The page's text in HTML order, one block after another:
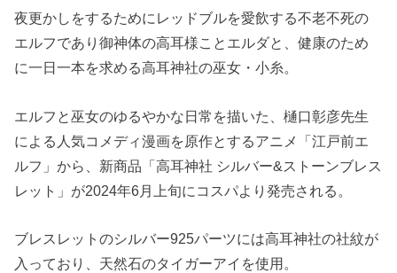
夜更かしをするためにレッドブルを愛飲する不老不死の
エルフであり御神体の高耳様ことエルダと、健康のため
に一日一本を求める高耳神社の巫女・小糸。
エルフと巫女のゆるやかな日常を描いた、樋口彰彦先生
による人気コメディ漫画を原作とするアニメ「江戸前エ
ルフ」から、新商品「高耳神社 シルバー&ストーンブレス
レット」が2024年6月上旬にコスパより発売される。
ブレスレットのシルバー925パーツには高耳神社の社紋が
入っており、天然石のタイガーアイを使用。